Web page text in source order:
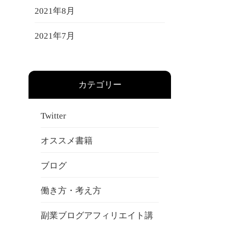
2021年8月
2021年7月
カテゴリー
Twitter
オススメ書籍
ブログ
働き方・考え方
副業ブログアフィリエイト講